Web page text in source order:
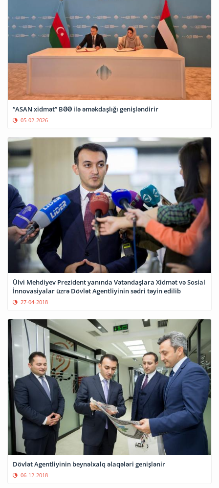
“ASAN xidmət” BƏƏ ilə əməkdaşlığı genişləndirir
05-02-2026
Ülvi Mehdiyev Prezident yanında Vətəndaşlara Xidmət və Sosial
İnnovasiyalar üzrə Dövlət Agentliyinin sədri təyin edilib
27-04-2018
Dövlət Agentliyinin beynəlxalq əlaqələri genişlənir
06-12-2018